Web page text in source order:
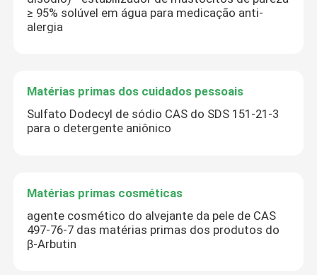
≥ 95% solúvel em água para medicação anti-
alergia
Matérias primas dos cuidados pessoais
Sulfato Dodecyl de sódio CAS do SDS 151-21-3
para o detergente aniônico
Matérias primas cosméticas
agente cosmético do alvejante da pele de CAS
497-76-7 das matérias primas dos produtos do
β-Arbutin